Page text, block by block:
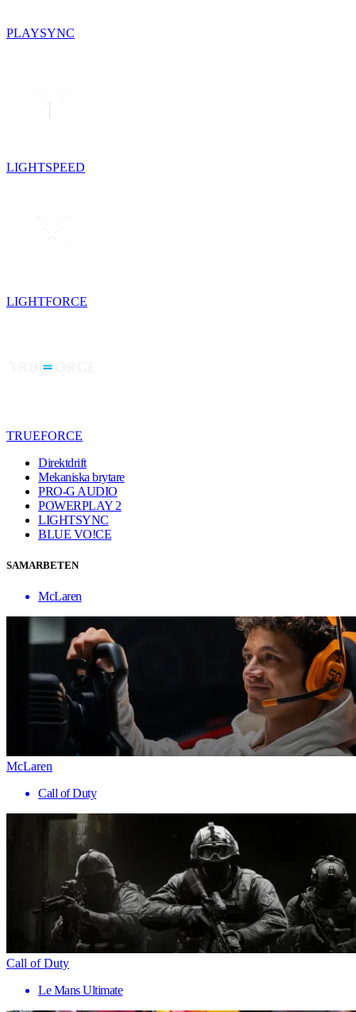
PLAYSYNC
LIGHTSPEED
LIGHTFORCE
TRUEFORCE
Direktdrift
Mekaniska brytare
PRO-G AUDIO
POWERPLAY 2
LIGHTSYNC
BLUE VO!CE
SAMARBETEN
McLaren
McLaren
Call of Duty
Call of Duty
Le Mans Ultimate